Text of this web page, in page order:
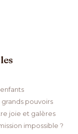
pouvoirs
joie et galères
impossible ?